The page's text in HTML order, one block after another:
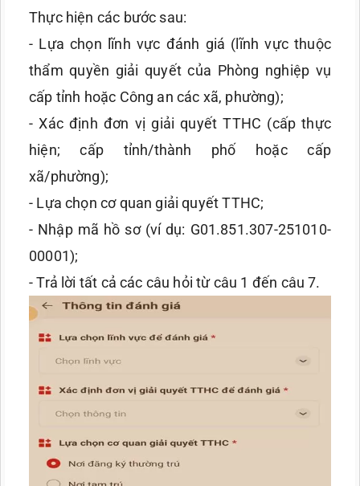
Thực hiện các bước sau:
- Lựa chọn lĩnh vực đánh giá (lĩnh vực thuộc
thẩm quyền giải quyết của Phòng nghiệp vụ
cấp tỉnh hoặc Công an các xã, phường);
- Xác định đơn vị giải quyết TTHC (cấp thực
hiện; cấp tỉnh/thành phố hoặc cấp
xã/phường);
- Lựa chọn cơ quan giải quyết TTHC;
- Nhập mã hồ sơ (ví dụ: G01.851.307-251010-
00001);
- Trả lời tất cả các câu hỏi từ câu 1 đến câu 7.